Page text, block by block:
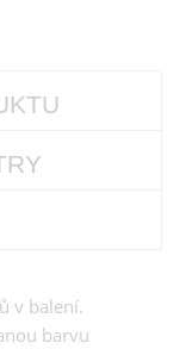
v balení.
barvu